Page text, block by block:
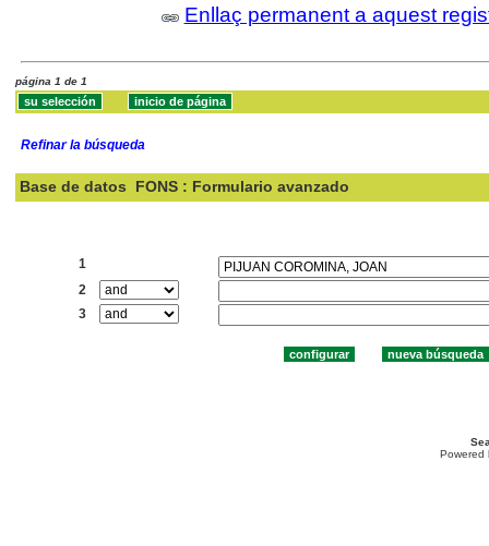
Enllaç permanent a aquest
página 1 de 1
Refinar la búsqueda
Base de datos FONS : Formulario avanzado
1
2
3
Powered